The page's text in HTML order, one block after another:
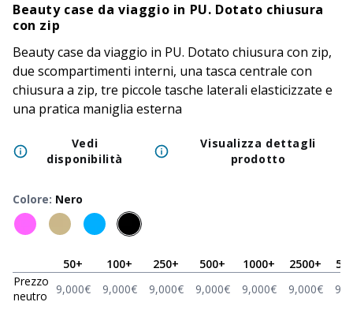
Beauty case da viaggio in PU. Dotato chiusura
con zip
Beauty case da viaggio in PU. Dotato chiusura con zip,
due scompartimenti interni, una tasca centrale con
chiusura a zip, tre piccole tasche laterali elasticizzate e
una pratica maniglia esterna
Vedi
disponibilità
Visualizza dettagli
prodotto
Colore: Nero
50+ 100+ 250+ 500+ 1000+ 2500+
Prezzo
neutro
9,000€ 9,000€ 9,000€ 9,000€ 9,000€ 9,000€